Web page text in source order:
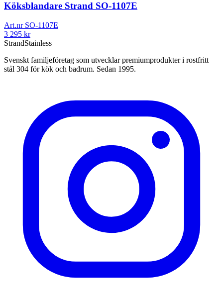
Köksblandare Strand SO-1107E
Art.nr SO-1107E
3 295 kr
StrandStainless
Svenskt familjeföretag som utvecklar premiumprodukter i rostfritt
stål 304 för kök och badrum. Sedan 1995.